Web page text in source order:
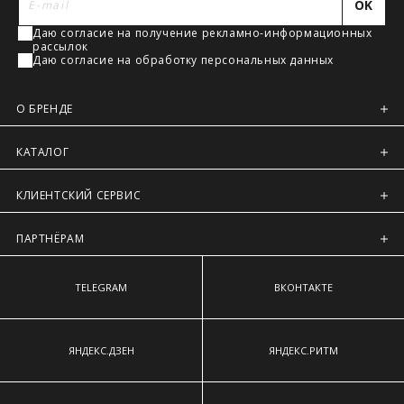
OK
Даю согласие на получение рекламно-информационных
рассылок
Даю согласие на обработку персональных данных
О БРЕНДЕ
КАТАЛОГ
КЛИЕНТСКИЙ СЕРВИС
ПАРТНЁРАМ
TELEGRAM ВКОНТАКТЕ
ЯНДЕКС.ДЗЕН ЯНДЕКС.РИТМ
наиболее выступающим точкам ягодиц.
Регионы России, Московская обл., Ленинградская обл.
Предварительно на сайте через платежную систему
Intellect Money.